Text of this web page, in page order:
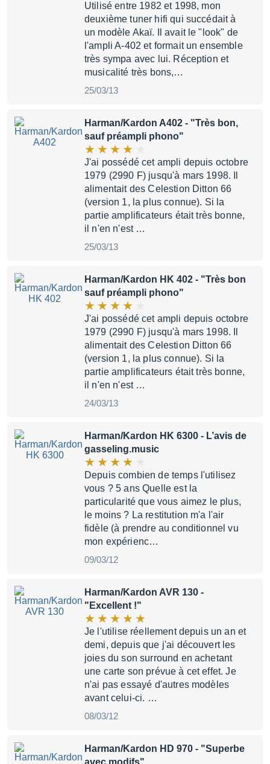
Utilisé entre 1982 et 1998, mon
deuxième tuner hifi qui succédait à
un modèle Akaï. Il avait le "look" de
l'ampli A-402 et formait un ensemble
très sympa avec lui. Réception et
musicalité très bons,…
25/03/13
Harman/Kardon A402 - "Très bon,
sauf préampli phono"
J'ai possédé cet ampli depuis octobre
1979 (2990 F) jusqu'à mars 1998. Il
alimentait des Celestion Ditton 66
(version 1, la plus connue). Si la
partie amplificateurs était très bonne,
il n'en n'est …
25/03/13
Harman/Kardon HK 402 - "Très bon
sauf préampli phono"
J'ai possédé cet ampli depuis octobre
1979 (2990 F) jusqu'à mars 1998. Il
alimentait des Celestion Ditton 66
(version 1, la plus connue). Si la
partie amplificateurs était très bonne,
il n'en n'est …
24/03/13
Harman/Kardon HK 6300 - L’avis de
gasseling.music
Depuis combien de temps l'utilisez
vous ? 5 ans Quelle est la
particularité que vous aimez le plus,
le moins ? La restitution m'a l'air
fidèle (à prendre au conditionnel vu
mon expérienc…
09/03/12
Harman/Kardon AVR 130 -
"Excellent !"
Je l'utilise réellement depuis un an et
demi, depuis que j'ai découvert les
joies du son surround en achetant
une carte son prévue à cet effet. Je
n'ai pas essayé d'autres modèles
avant celui-ci. …
08/03/12
Harman/Kardon HD 970 - "Superbe
avec modifs"